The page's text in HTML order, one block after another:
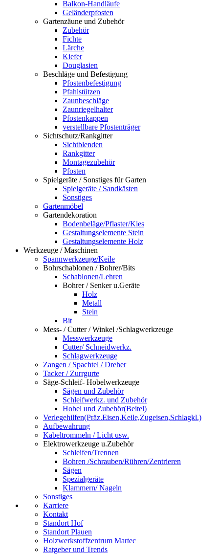
Balkon-Handläufe
Geländerpfosten
Gartenzäune und Zubehör
Zubehör
Fichte
Lärche
Kiefer
Douglasien
Beschläge und Befestigung
Pfostenbefestigung
Pfahlstützen
Zaunbeschläge
Zaunriegelhalter
Pfostenkappen
verstellbare Pfostenträger
Sichtschutz/Rankgitter
Sichtblenden
Rankgitter
Montagezubehör
Pfosten
Spielgeräte / Sonstiges für Garten
Spielgeräte / Sandkästen
Sonstiges
Gartenmöbel
Gartendekoration
Bodenbeläge/Pflaster/Kies
Gestaltungselemente Stein
Gestaltungselemente Holz
Werkzeuge / Maschinen
Spannwerkzeuge/Keile
Bohrschablonen / Bohrer/Bits
Schablonen/Lehren
Bohrer / Senker u.Geräte
Holz
Metall
Stein
Bit
Mess- / Cutter / Winkel /Schlagwerkzeuge
Messwerkzeuge
Cutter/ Schneidwerkz.
Schlagwerkzeuge
Zangen / Spachtel / Dreher
Tacker / Zurrgurte
Säge-Schleif- Hobelwerkzeuge
Sägen und Zubehör
Schleifwerkz. und Zubehör
Hobel und Zubehör(Beitel)
Verlegehilfen(Präz.Eisen,Keile,Zugeisen,Schlagkl.)
Aufbewahrung
Kabeltrommeln / Licht usw.
Elektrowerkzeuge u.Zubehör
Schleifen/Trennen
Bohren /Schrauben/Rühren/Zentrieren
Sägen
Spezialgeräte
Klammern/ Nageln
Sonstiges
Karriere
Kontakt
Standort Hof
Standort Plauen
Holzwerkstoffzentrum Martec
Ratgeber und Trends